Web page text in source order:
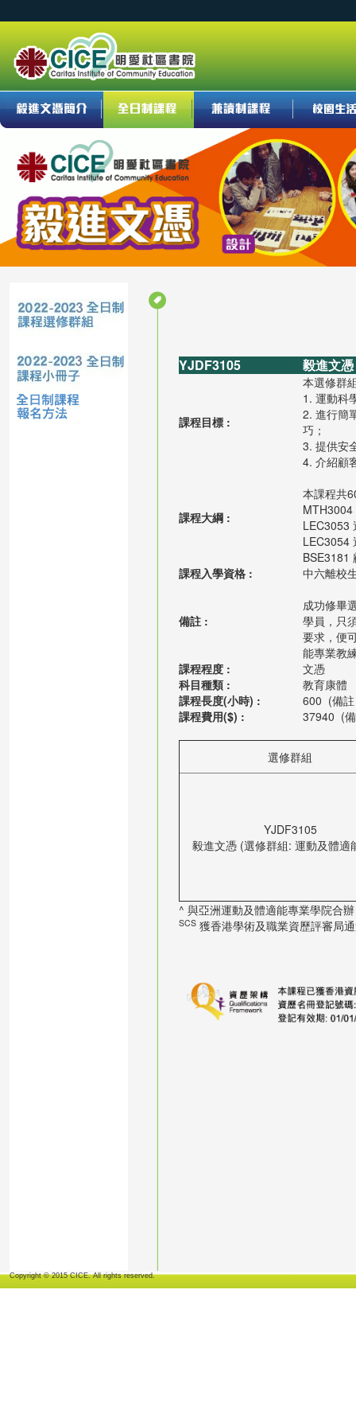
YJDF3105 毅進文
課程目標 :
本選修群
1. 運動科
2. 進行簡
巧；
3. 提供安
4. 介紹顧
課程大綱 :
本課程共
LEC3053
LEC3054
BSE3181
課程入學資格 :
中六離校
備註 :
成功修畢
學員，只
要求，便
能專業教
課程程度 :
文憑
科目種類 :
教育康體
課程長度(小時) :
600 (備
課程費用($) :
37940 (
選修群組
YJDF3105
毅進文憑 (選修群組: 運動及體適
^ 與亞洲運動及體適能專業學院合辦
SCS 獲香港學術及職業資歷評審局
Copyright © 2015 CICE. All rights reserved.